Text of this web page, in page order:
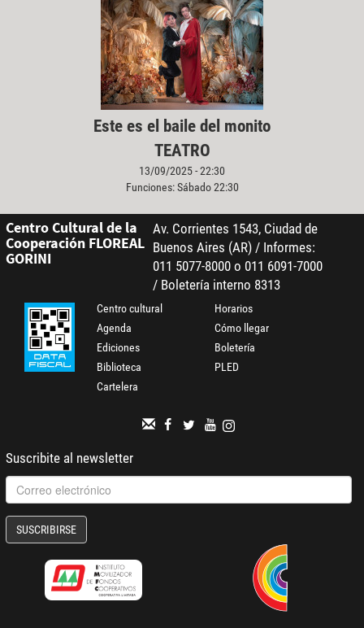
Este es el baile del monito
TEATRO
13/09/2025 - 22:30
Funciones: Sábado 22:30
Centro Cultural de la
Cooperación FLOREAL
GORINI
Av. Corrientes 1543, Ciudad de
Buenos Aires (AR) / Informes:
011 5077-8000 o 011 6091-7000
/ Boletería interno 8313
Centro cultural
Agenda
Ediciones
Biblioteca
Cartelera
Horarios
Cómo llegar
Boletería
PLED
Suscribite al newsletter
SUSCRIBIRSE